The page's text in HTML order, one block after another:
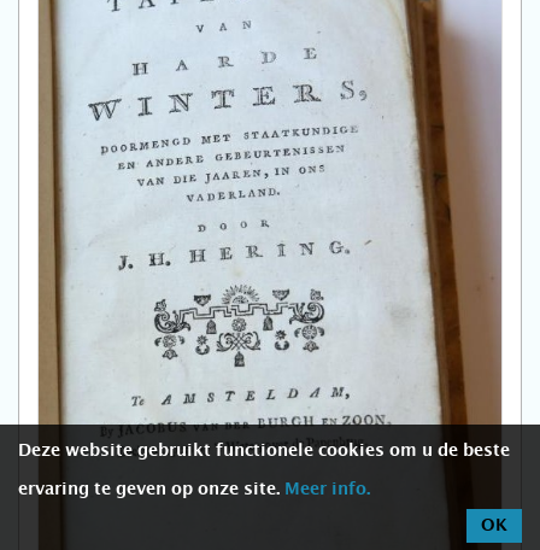
Deze website gebruikt functionele cookies om u de beste
ervaring te geven op onze site. Meer info.
OK